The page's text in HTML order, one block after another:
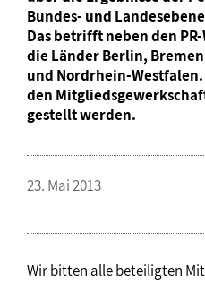
Bundes- und
Das betrifft neben den
die Länder Berlin,
und Nordrhein-
den
gestellt werden.
23. Mai 2013
Wir bitten alle beteiligten